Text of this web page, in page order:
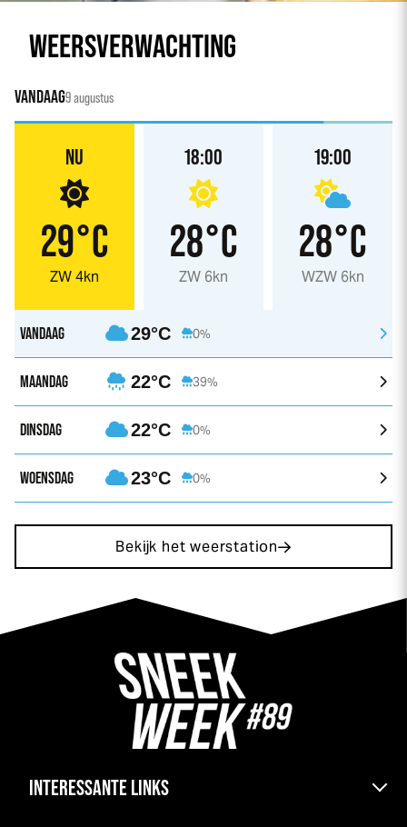
WEERSVERWACHTING
VANDAAG9 augustus
NU
29°C
ZW 4kn
18:00
28°C
ZW 6kn
19:00
28°C
WZW 6kn
VANDAAG 29°C 0%
MAANDAG 22°C 39%
DINSDAG 22°C 0%
WOENSDAG 23°C 0%
Bekijk het weerstation
INTERESSANTE LINKS